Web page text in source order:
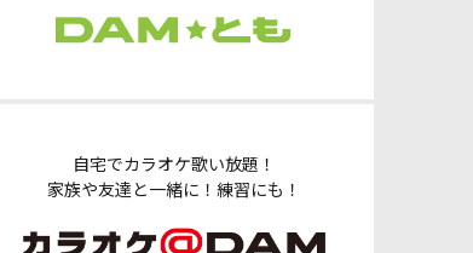
自宅でカラオケ歌い放題！
家族や友達と一緒に！練習にも！